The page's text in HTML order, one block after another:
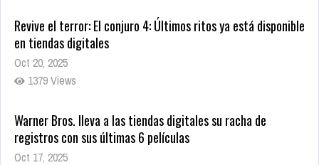
Oct 20, 2025
1379 Views
Warner Bros. lleva a las tiendas digitales su racha de
Oct 17, 2025
1435 Views